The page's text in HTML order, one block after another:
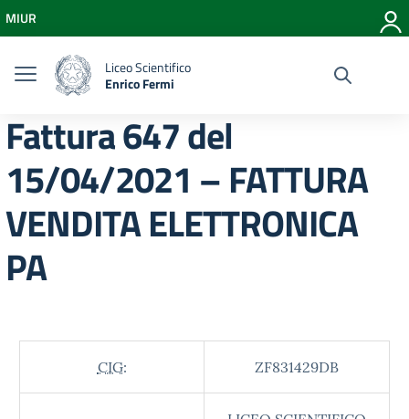
Vai al menu di navigazione
Vai al footer
MIUR
Liceo Scientifico
Enrico Fermi
Fattura 647 del
15/04/2021 – FATTURA
VENDITA ELETTRONICA
PA
CIG: ZF831429DB